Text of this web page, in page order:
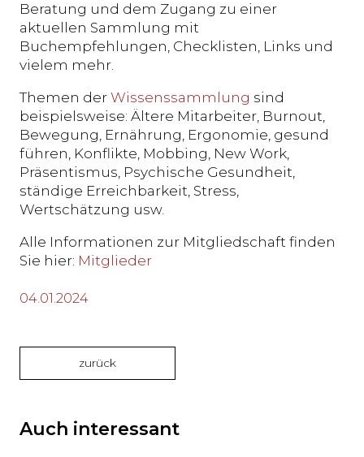
Beratung und dem Zugang zu einer
aktuellen Sammlung mit
Buchempfehlungen, Checklisten, Links und
vielem mehr.
Themen der Wissenssammlung sind
beispielsweise: Ältere Mitarbeiter, Burnout,
Bewegung, Ernährung, Ergonomie, gesund
führen, Konflikte, Mobbing, New Work,
Präsentismus, Psychische Gesundheit,
ständige Erreichbarkeit, Stress,
Wertschätzung usw.
Alle Informationen zur Mitgliedschaft finden
Sie hier: Mitglieder
04.01.2024
zurück
Auch interessant